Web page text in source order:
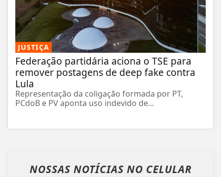
JUSTIÇA
Federação partidária aciona o TSE para
remover postagens de deep fake contra
Lula
Representação da coligação formada por PT,
PCdoB e PV aponta uso indevido de...
NOSSAS NOTÍCIAS NO CELULAR